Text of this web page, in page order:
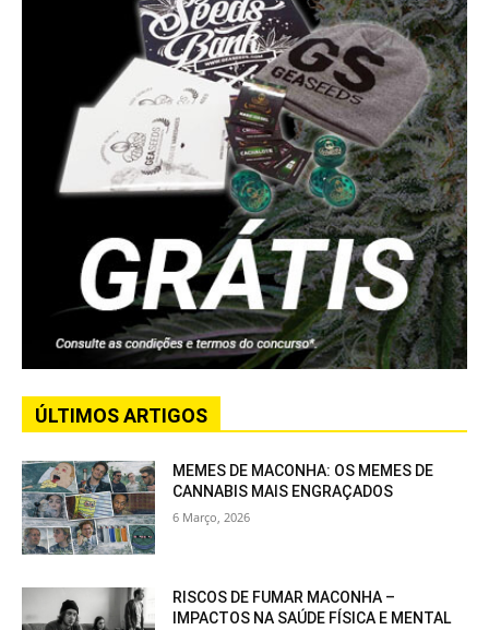
ÚLTIMOS ARTIGOS
MEMES DE MACONHA: OS MEMES DE
CANNABIS MAIS ENGRAÇADOS
6 Março, 2026
RISCOS DE FUMAR MACONHA –
IMPACTOS NA SAÚDE FÍSICA E MENTAL